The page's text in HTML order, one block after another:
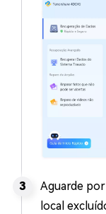
Aguarde
local